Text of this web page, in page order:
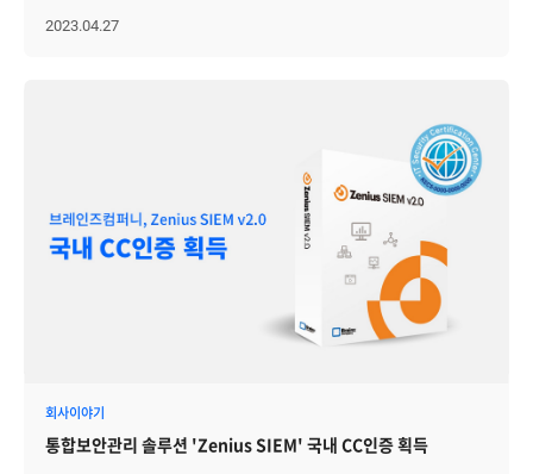
한치의 양보도 없이 진행된 게임의 승자는 브레인저들이 차지했습니다.
마시멜로우를 잘 조합해 가장 높이 탑을 쌓은 가족 3팀에게 경품을
맞춰 다양한 문제가 출제됐고, 패자부활전을 거쳐 최후의 4인이
남았는데요. 승자는 ITSM 팀장인 희찬님이 차지했습니다. 이번에는
가족들의 단합력을 높여줄 다각 달리기! 2, 3, 4인 가족으로 나눠 게임이
진행됐습니다. 1그룹 브레인저들이 모두 승리를 거머쥐었네요.
행사장 입장 때 제출했던 로또를 맞히기 위해, 자녀들이 나와 각 번호의
풍선을 터뜨리는 게임이 진행됐습니다. 브레인저들이 옆에서 원하는
번호를 부르며 코치하고, 아이들이 열심히 다트핀을 던졌습니다. 총
기다린 '보물찾기'였는데요. 도우미들이 행사 시작 전 건물 근처에 많은
모습을 보여, 보는 이들도 절로 미소가 나왔네요. 게임이 끝난 후,
행운권 추첨이 시작됐습니다. 최연소 참가자인 인프라웹팀 보람님의
소개하기도 하고, 다른 층에 근무해 평소 이야기 나눌 기회가 없는 팀과
빠질 수 없는 술과 음식! 항상 인기 많은 치킨, 처음 시켜보는 마라샹궈와
궁합이 좋은 고량주, 그리고 1주년을 축하하기 위해 성수 맛집
오복떡집에서 공수해 온 떡까지 알차게 준비해 봤어요. 1년 간
BB데이를 운영해 온 담당자가 촛불을 불고, 브레인저들이 박수로
답례해줬습니다. 이후 1주년 맞이 특별 행운권 뽑기 시간을
가졌습니다. 앞에서 아무도 행운을 가져가지 못하고, 마지막으로
인프라웹팀만이 남은 상태! 인프라웹팀은 뽑기 전 당첨자가 팀에 커피를
쏘기로 해, 행운이 벌칙으로 바뀌는 상황이 벌어졌습니다. 당첨자는
도영님과 예지님이었는데요. 이후에 동료들과 회사 앞 스타벅스에
계속됩니다!
2023.04.27
회사이야기
통합보안관리 솔루션 'Zenius SIEM' 국내 CC인증 획득